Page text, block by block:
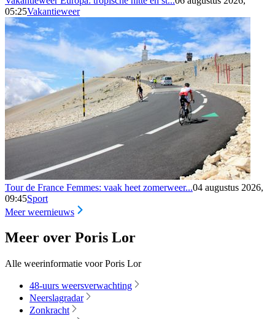
05:25Vakantieweer
Tour de France Femmes: vaak heet zomerweer...04 augustus 2026,
09:45Sport
Meer weernieuws
Meer over Poris Lor
Alle weerinformatie voor Poris Lor
48-uurs weersverwachting
Neerslagradar
Zonkracht